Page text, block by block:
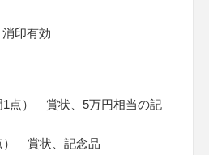
印有効
1点） 賞状、5万円相当の記
） 賞状、記念品